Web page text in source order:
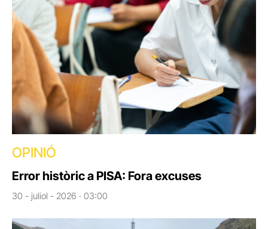
OPINIÓ
Error històric a PISA: Fora excuses
30 - juliol - 2026 · 03:00